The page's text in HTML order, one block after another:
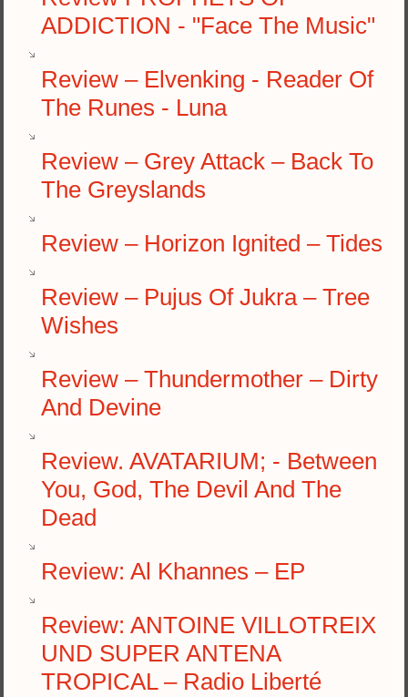
ADDICTION - "Face The Music"
Review – Elvenking - Reader Of
The Runes - Luna
Review – Grey Attack – Back To
The Greyslands
Review – Horizon Ignited – Tides
Review – Pujus Of Jukra – Tree
Wishes
Review – Thundermother – Dirty
And Devine
Review. AVATARIUM; - Between
You, God, The Devil And The
Dead
Review: Al Khannes – EP
Review: ANTOINE VILLOTREIX
UND SUPER ANTENA
TROPICAL – Radio Liberté